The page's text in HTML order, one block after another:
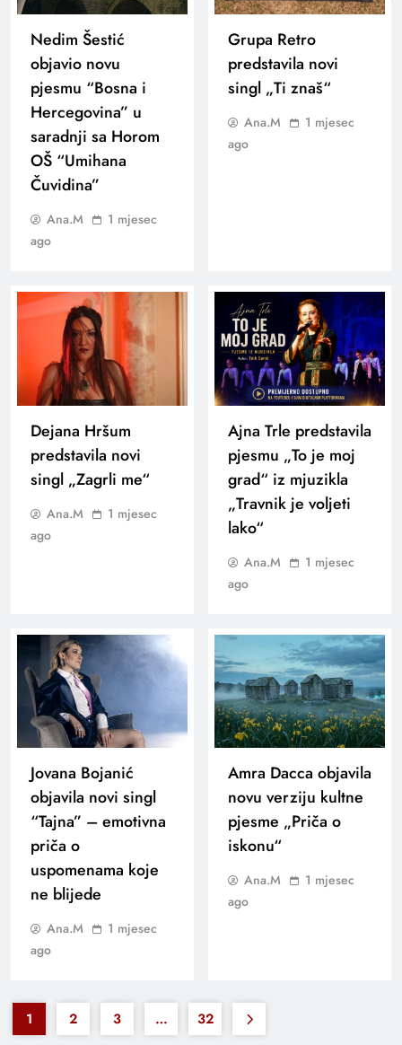
Nedim Šestić
objavio novu
pjesmu “Bosna i
Hercegovina” u
saradnji sa Horom
OŠ “Umihana
Čuvidina”
Ana.M
1 mjesec
ago
Grupa Retro
predstavila novi
singl „Ti znaš“
Ana.M
1 mjesec
ago
Dejana Hršum
predstavila novi
singl „Zagrli me“
Ana.M
1 mjesec
ago
Ajna Trle predstavila
pjesmu „To je moj
grad“ iz mjuzikla
„Travnik je voljeti
lako“
Ana.M
1 mjesec
ago
Jovana Bojanić
objavila novi singl
“Tajna” – emotivna
priča o
uspomenama koje
ne blijede
Ana.M
1 mjesec
ago
Amra Dacca objavila
novu verziju kultne
pjesme „Priča o
iskonu“
Ana.M
1 mjesec
ago
1 2 3 … 32